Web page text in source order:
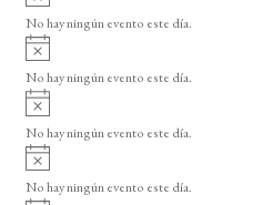
o
v
i
o
No hay ningún evento este día.
A
v
i
o
No hay ningún evento este día.
A
v
i
o
No hay ningún evento este día.
A
v
i
No hay ningún evento este día.